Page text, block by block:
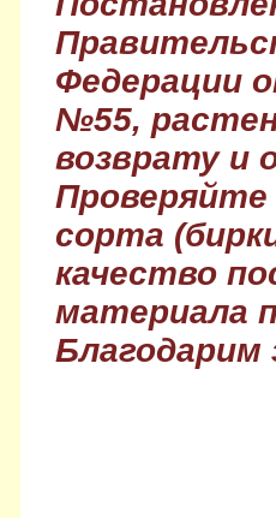
Федерации
№55,
возврату и
Проверяйте
сорта
качество
материала
Благодарим